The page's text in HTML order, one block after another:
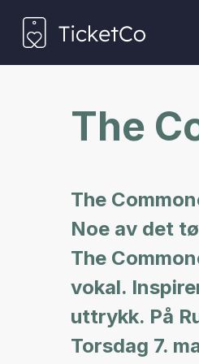
The
The
Noe av det
The
vokal.
uttrykk. På
Torsdag 7.